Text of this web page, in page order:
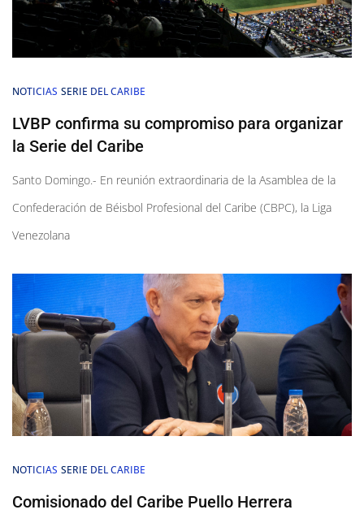
NOTICIAS SERIE DEL CARIBE
LVBP confirma su compromiso para organizar
la Serie del Caribe
Santo Domingo.- En reunión extraordinaria de la Asamblea de la
Confederación de Béisbol Profesional del Caribe (CBPC), la Liga
Venezolana
NOTICIAS SERIE DEL CARIBE
Comisionado del Caribe Puello Herrera